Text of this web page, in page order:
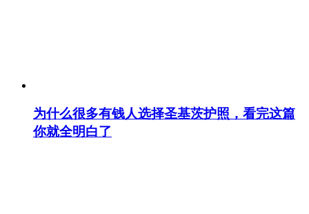
为什么很多有钱人选择圣基茨护照，看完这篇
你就全明白了